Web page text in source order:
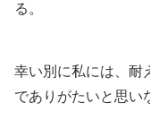
る。
幸い別に私には、耐
でありがたいと思い